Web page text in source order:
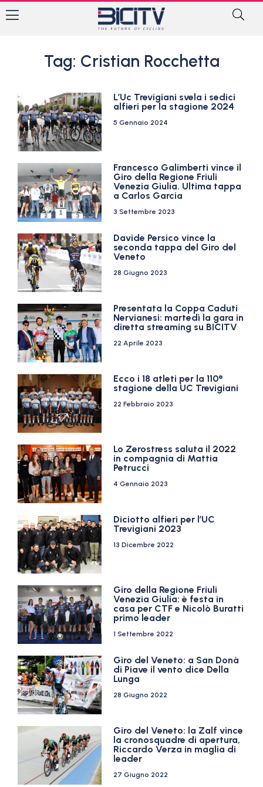
Tag: Cristian Rocchetta
L’Uc Trevigiani svela i sedici
alfieri per la stagione 2024
5 Gennaio 2024
Francesco Galimberti vince il
Giro della Regione Friuli
Venezia Giulia. Ultima tappa
a Carlos Garcia
3 Settembre 2023
Davide Persico vince la
seconda tappa del Giro del
Veneto
28 Giugno 2023
Presentata la Coppa Caduti
Nervianesi: martedì la gara in
diretta streaming su BICITV
22 Aprile 2023
Ecco i 18 atleti per la 110°
stagione della UC Trevigiani
22 Febbraio 2023
Lo Zerostress saluta il 2022
in compagnia di Mattia
Petrucci
4 Gennaio 2023
Diciotto alfieri per l’UC
Trevigiani 2023
13 Dicembre 2022
Giro della Regione Friuli
Venezia Giulia: è festa in
casa per CTF e Nicolò Buratti
primo leader
1 Settembre 2022
Giro del Veneto: a San Donà
di Piave il vento dice Della
Lunga
28 Giugno 2022
Giro del Veneto: la Zalf vince
la cronosquadre di apertura,
Riccardo Verza in maglia di
leader
27 Giugno 2022